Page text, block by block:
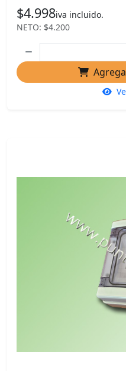
$4.998iva incluido.
NETO: $4.200